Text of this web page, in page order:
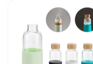
Go to product page